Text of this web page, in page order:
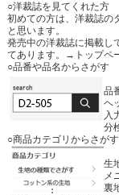
○洋裁誌を見てくれた方
初めての方は、洋裁誌の
と思います。
発売中の洋裁誌に掲載し
てあります。
→トップペ
○品番や品名からさがす
品
ヘ
入
分
○商品カテゴリからさがす
生
メ
裏